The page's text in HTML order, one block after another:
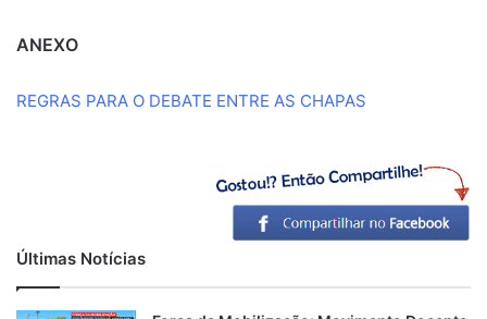
ANEXO
REGRAS PARA O DEBATE ENTRE AS CHAPAS
Últimas Notícias